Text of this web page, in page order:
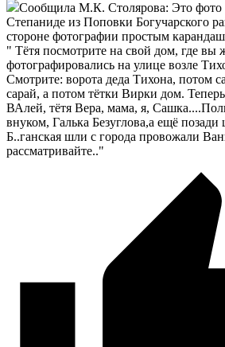
Сообщила М.К. Столярова: Это фото
Степаниде из Поповки Богучарского
стороне фотографии простым
" Тётя посмотрите на свой дом, где вы
фотографировались на улице возле
Смотрите: ворота деда Тихона, потом
сарай, а потом тётки Вирки дом.
ВАлей, тётя Вера, мама, я,
внуком, Галька Безуглова,а ещё позади
Б..ганская шли с города провожали
рассматривайте.."